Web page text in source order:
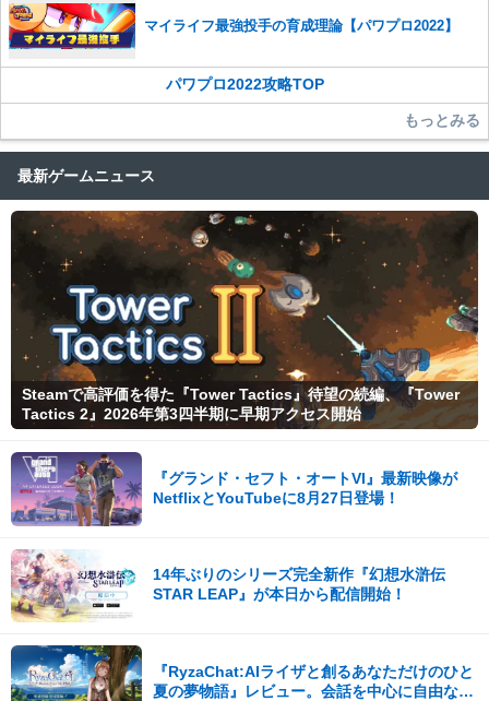
マイライフ最強投手の育成理論【パワプロ2022】
パワプロ2022攻略TOP
もっとみる
最新ゲームニュース
Steamで高評価を得た『Tower Tactics』待望の続編、『Tower
Tactics 2』2026年第3四半期に早期アクセス開始
『グランド・セフト・オートVI』最新映像が
NetflixとYouTubeに8月27日登場！
14年ぶりのシリーズ完全新作『幻想水滸伝
STAR LEAP』が本日から配信開始！
『RyzaChat:AIライザと創るあなただけのひと
夏の夢物語』レビュー。会話を中心に自由な冒